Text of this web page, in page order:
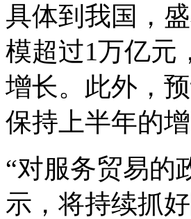
具体到我国，
模超过1万亿元
增长。此外，
保持上半年的增
“对服务贸易的
示，将持续抓